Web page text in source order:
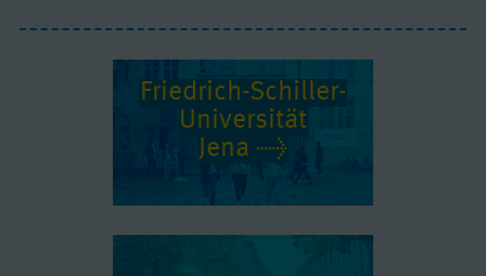
Friedrich-Schiller-
Uni­ver­si­tät
Jena